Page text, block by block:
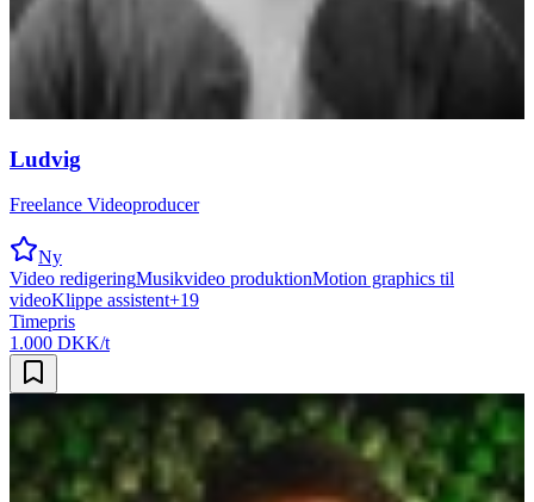
Ludvig
Freelance Videoproducer
Ny
Video redigeringMusikvideo produktionMotion graphics til
videoKlippe assistent+19
Timepris
1.000 DKK/t